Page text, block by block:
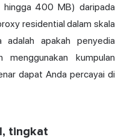
400 MB) daripada
residential dalam skala
adalah apakah penyedia
menggunakan kumpulan
dapat Anda percayai di
tingkat